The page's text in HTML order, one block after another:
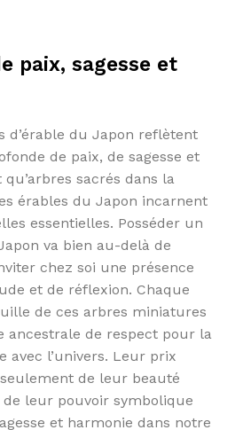
paix, sagesse et
d’érable du Japon reflètent
de paix, de sagesse et
sacrés dans la
érables du Japon incarnent
essentielles. Posséder un
va bien au-delà de
chez soi une présence
et de réflexion. Chaque
de ces arbres miniatures
ancestrale de respect pour la
avec l’univers. Leur prix
de leur beauté
leur pouvoir symbolique
et harmonie dans notre